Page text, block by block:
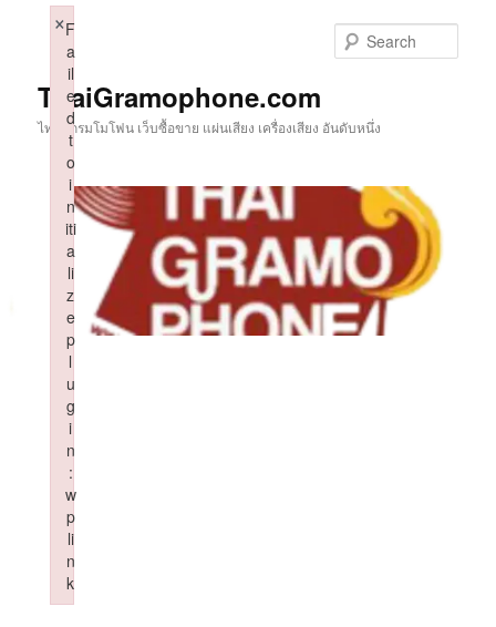
ThaiGramophone.com
ไทยแกรมโมโฟน เว็บซื้อขาย แผ่นเสียง เครื่องเสียง อันดับหนึ่ง
F
a
il
e
d
t
o
i
n
iti
a
li
z
e
p
l
u
g
i
n
:
w
p
li
n
k
×
Failed to initialize plugin: wplink